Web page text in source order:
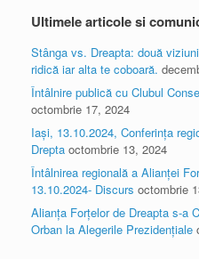
Ultimele articole si
Stânga vs. Dreapta: două
ridică iar alta te coboară.
Întâlnire publică cu Clubul
octombrie 17, 2024
Iași, 13.10.2024, Conferința
Drepta octombrie 13, 2024
Întâlnirea regională a Alianței
13.10.2024- Discurs octombrie
Alianța Forțelor de Dreapta s-a
Orban la Alegerile Prezidențiale